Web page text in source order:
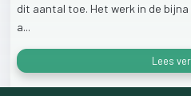
dit aantal toe. Het werk in de bijna
a...
Lees